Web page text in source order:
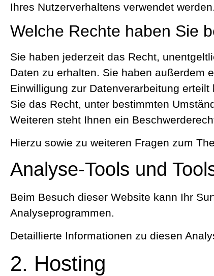
Ihres Nutzerverhaltens verwendet werden.
Welche Rechte haben Sie
Sie haben jederzeit das Recht,
Daten zu erhalten. Sie haben außerdem
Einwilligung zur Datenverarbeitung
Sie das Recht, unter bestimmten
Weiteren steht Ihnen ein
Hierzu sowie zu weiteren Fragen zum
Analyse-Tools und
Beim Besuch dieser Website kann Ihr
Analyseprogrammen.
Detaillierte Informationen zu diesen
2. Hosting